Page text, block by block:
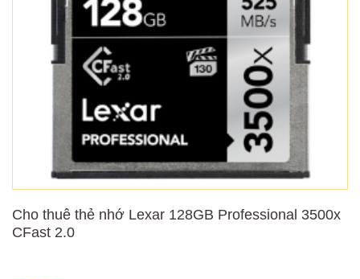
Cho thuê thẻ nhớ Lexar 128GB Professional 3500x
CFast 2.0